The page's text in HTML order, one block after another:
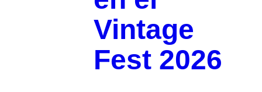
Vintage
Fest 2026